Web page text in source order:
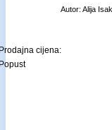
Autor: Alija
cijena: